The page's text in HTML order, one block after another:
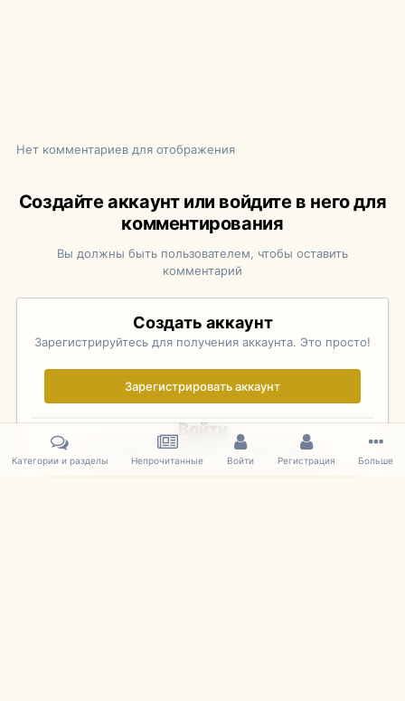
Нет комментариев для отображения
Создайте аккаунт или войдите в него для
комментирования
Вы должны быть пользователем, чтобы оставить
комментарий
Создать аккаунт
Зарегистрируйтесь для получения аккаунта. Это просто!
Зарегистрировать аккаунт
Войти
Уже зарегистрированы? Войдите здесь.
Категории и разделы Непрочитанные Войти Регистрация Больше